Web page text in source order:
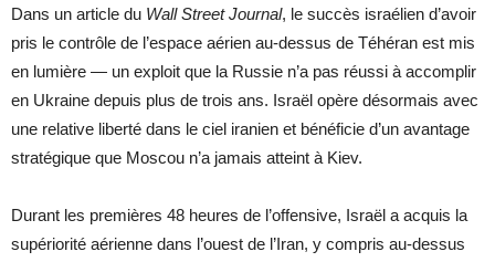
Dans un article du Wall Street Journal, le succès israélien d’avoir
pris le contrôle de l’espace aérien au-dessus de Téhéran est mis
en lumière — un exploit que la Russie n’a pas réussi à accomplir
en Ukraine depuis plus de trois ans. Israël opère désormais avec
une relative liberté dans le ciel iranien et bénéficie d’un avantage
stratégique que Moscou n’a jamais atteint à Kiev.
Durant les premières 48 heures de l’offensive, Israël a acquis la
supériorité aérienne dans l’ouest de l’Iran, y compris au-dessus